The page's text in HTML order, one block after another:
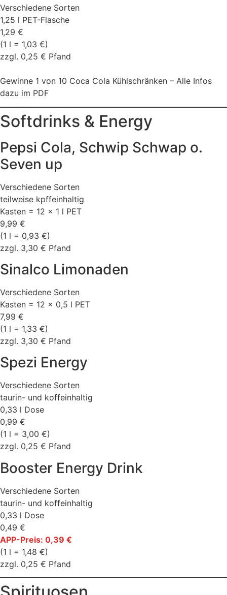
Verschiedene Sorten
1,25 l PET-Flasche
1,29 €
(1 l = 1,03 €)
zzgl. 0,25 € Pfand
Gewinne 1 von 10 Coca Cola Kühlschränken – Alle Infos
dazu im PDF
Softdrinks & Energy
Pepsi Cola, Schwip Schwap o.
Seven up
Verschiedene Sorten
teilweise kpffeinhaltig
Kasten = 12 x 1 l PET
9,99 €
(1 l = 0,93 €)
zzgl. 3,30 € Pfand
Sinalco Limonaden
Verschiedene Sorten
Kasten = 12 x 0,5 l PET
7,99 €
(1 l = 1,33 €)
zzgl. 3,30 € Pfand
Spezi Energy
Verschiedene Sorten
taurin- und koffeinhaltig
0,33 l Dose
0,99 €
(1 l = 3,00 €)
zzgl. 0,25 € Pfand
Booster Energy Drink
Verschiedene Sorten
taurin- und koffeinhaltig
0,33 l Dose
0,49 €
APP-Preis: 0,39 €
(1 l = 1,48 €)
zzgl. 0,25 € Pfand